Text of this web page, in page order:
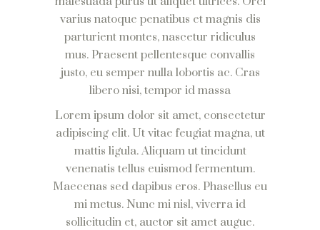
varius natoque penatibus et magnis dis
parturient montes, nascetur ridiculus
mus. Praesent pellentesque convallis
justo, eu semper nulla lobortis ac. Cras
libero nisi, tempor id massa
Lorem ipsum dolor sit amet, consectetur
adipiscing elit. Ut vitae feugiat magna, ut
mattis ligula. Aliquam ut tincidunt
venenatis tellus euismod fermentum.
Maecenas sed dapibus eros. Phasellus eu
mi metus. Nunc mi nisl, viverra id
sollicitudin et, auctor sit amet augue.